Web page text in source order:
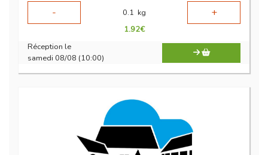
-
0.1 kg +
1.92€
Réception le
samedi 08/08 (10:00)